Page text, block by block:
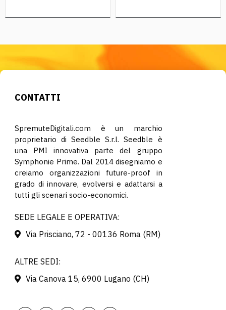
CONTATTI
SpremuteDigitali.com è un marchio
proprietario di Seedble S.r.l. Seedble è
una PMI innovativa parte del gruppo
Symphonie Prime. Dal 2014 disegniamo e
creiamo organizzazioni future-proof in
grado di innovare, evolversi e adattarsi a
tutti gli scenari socio-economici.
SEDE LEGALE E OPERATIVA:
Via Prisciano, 72 - 00136 Roma (RM)
ALTRE SEDI:
Via Canova 15, 6900 Lugano (CH)